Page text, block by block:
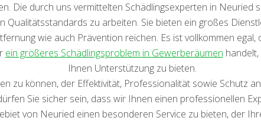
Die durch uns vermittelten Schädlingsexperten in Neuried
Qualitätsstandards zu arbeiten. Sie bieten ein großes
wie auch Prävention reichen. Es ist vollkommen
ein größeres Schädlingsproblem in Gewerberäumen
Ihnen Unterstützung zu bieten.
zu können, der Effektivität, Professionalität sowie Schutz
Sie sicher sein, dass wir Ihnen einen professionellen
von Neuried einen besonderen Service zu bieten, der